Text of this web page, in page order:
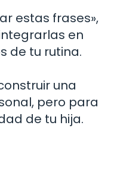
estas frases»,
en
de tu rutina.
una
pero para
de tu hija.